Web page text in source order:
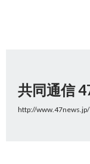
共同通信
http://www.47news.jp/